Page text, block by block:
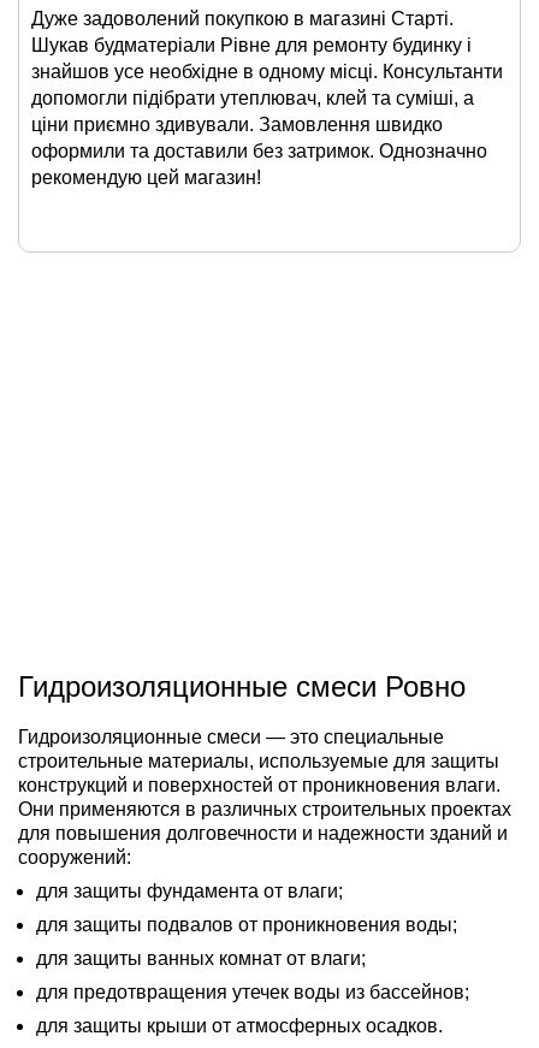
Дуже задоволений покупкою в магазині Старті.
Шукав будматеріали Рівне для ремонту будинку і
знайшов усе необхідне в одному місці. Консультанти
допомогли підібрати утеплювач, клей та суміші, а
ціни приємно здивували. Замовлення швидко
оформили та доставили без затримок. Однозначно
рекомендую цей магазин!
Гидроизоляционные смеси Ровно
Гидроизоляционные смеси — это специальные
строительные материалы, используемые для защиты
конструкций и поверхностей от проникновения влаги.
Они применяются в различных строительных проектах
для повышения долговечности и надежности зданий и
сооружений:
для защиты фундамента от влаги;
для защиты подвалов от проникновения воды;
для защиты ванных комнат от влаги;
для предотвращения утечек воды из бассейнов;
для защиты крыши от атмосферных осадков.